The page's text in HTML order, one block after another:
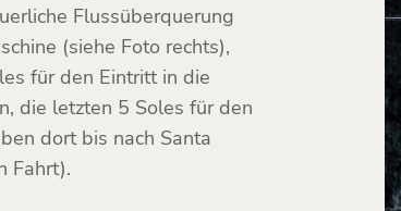
Flussüberquerung
(siehe Foto rechts),
für den Eintritt in die
die letzten 5 Soles für den
dort bis nach Santa
Fahrt).